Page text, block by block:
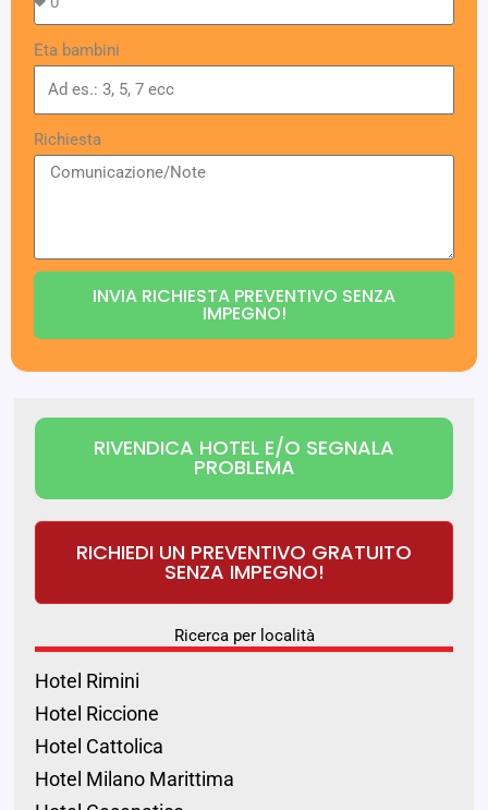
Eta bambini
Richiesta
INVIA RICHIESTA PREVENTIVO SENZA
IMPEGNO!
RIVENDICA HOTEL E/O SEGNALA
PROBLEMA
RICHIEDI UN PREVENTIVO GRATUITO
SENZA IMPEGNO!
Ricerca per località
Hotel Rimini
Hotel Riccione
Hotel Cattolica
Hotel Milano Marittima